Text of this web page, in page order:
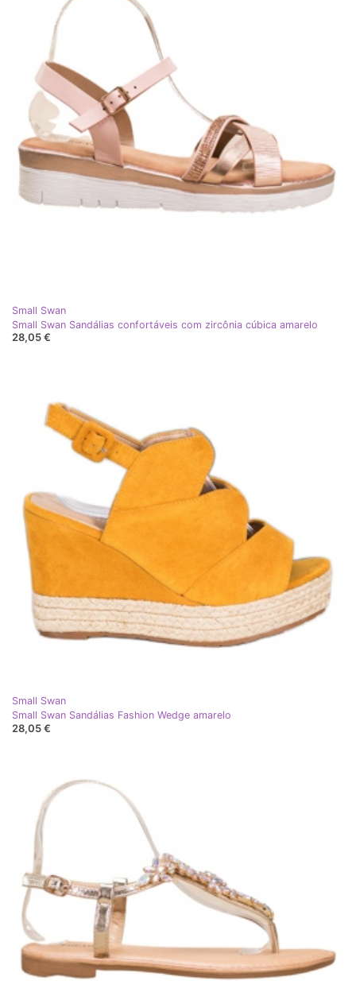
Small Swan
Small Swan Sandálias confortáveis ​​com zircônia cúbica amarelo
28,05 €
Small Swan
Small Swan Sandálias Fashion Wedge amarelo
28,05 €